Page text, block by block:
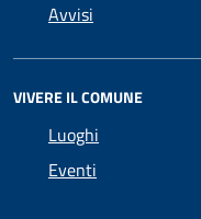
Avvisi
VIVERE IL COMUNE
Luoghi
Eventi